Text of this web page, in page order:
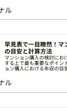
ル
早見表で一目瞭然！マ
の目安と計算方法
マンション購入の検討にお
する上で最も重要なポイン
ョン購入における年収の目
合わせて、マンション購
ル